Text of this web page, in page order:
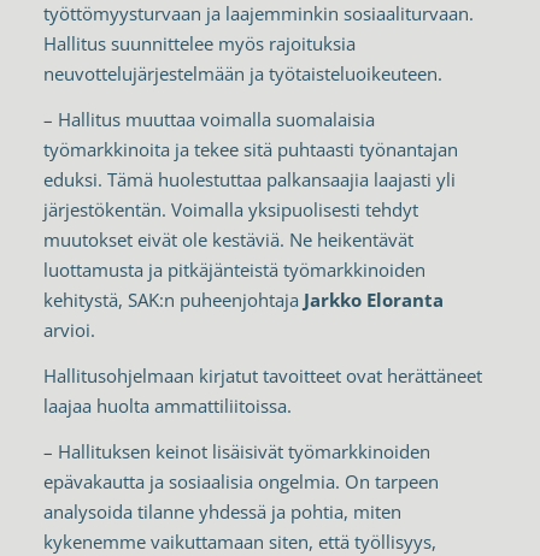
työttömyysturvaan ja laajemminkin sosiaaliturvaan.
Hallitus suunnittelee myös rajoituksia
neuvottelujärjestelmään ja työtaisteluoikeuteen.
– Hallitus muuttaa voimalla suomalaisia
työmarkkinoita ja tekee sitä puhtaasti työnantajan
eduksi. Tämä huolestuttaa palkansaajia laajasti yli
järjestökentän. Voimalla yksipuolisesti tehdyt
muutokset eivät ole kestäviä. Ne heikentävät
luottamusta ja pitkäjänteistä työmarkkinoiden
kehitystä, SAK:n puheenjohtaja Jarkko Eloranta
arvioi.
Hallitusohjelmaan kirjatut tavoitteet ovat herättäneet
laajaa huolta ammattiliitoissa.
– Hallituksen keinot lisäisivät työmarkkinoiden
epävakautta ja sosiaalisia ongelmia. On tarpeen
analysoida tilanne yhdessä ja pohtia, miten
kykenemme vaikuttamaan siten, että työllisyys,